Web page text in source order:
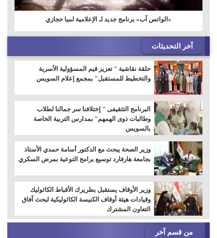
«الواتس آب» برنامج جديد لـ الإعلامية لميا حجازي
آخر التحديثات
حلقة نقاشية " تعزيز قيم المسؤولية الأسرية
والتخطيط للمستقبل" بمجمع إعلام السويس
البرنامج التثقيفى " إختلافنا سر جمالنا لطلاب
وطالبات ذوى الهمهم" بمدارس التربية الخاصة
بالسويس
وزير الصحة يبحث مع الدكتور أسامة حمدي الأستاذ
بجامعة هارفارد توسيع برامج التوعية بمرض السكري
وزير الأوقاف يستقبل بطريرك الأقباط الكاثوليك
وقيادات هيئة أوقاف الكنيسة الكاثوليكية لبحث آفاق
التعاون المشترك
من قسم آخر